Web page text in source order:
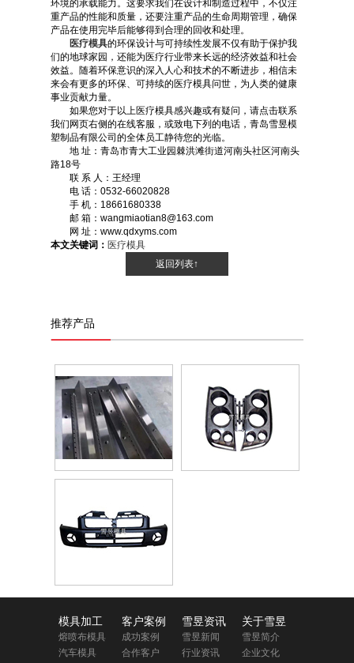
环境的承载能力。这要求我们在设计和制造过程中，不仅注
重产品的性能和质量，还要注重产品的生命周期管理，确保
产品在使用完毕后能够得到合理的回收和处理。
医疗模具的环保设计与可持续性发展不仅有助于保护我
们的地球家园，还能为医疗行业带来长远的经济效益和社会
效益。随着环保意识的深入人心和技术的不断进步，相信未
来会有更多的环保、可持续的医疗模具问世，为人类的健康
事业贡献力量。
如果您对于以上医疗模具感兴趣或有疑问，请点击联系
我们网页右侧的在线客服，或致电下列的电话，青岛雪昱模
塑制品有限公司的全体员工静待您的光临。
地 址：青岛市青大工业园棘洪滩街道河南头社区河南头
路18号
联 系 人：王经理
电 话：0532-66020828
手 机：18661680338
邮 箱：wangmiaotian8@163.com
网 址：www.qdxyms.com
本文关键词： 医疗模具
返回列表↑
推荐产品
模具加工
熔喷布模具
汽车模具
客户案例
成功案例
合作客户
雪昱资讯
雪昱新闻
行业资讯
关于雪昱
雪昱简介
企业文化